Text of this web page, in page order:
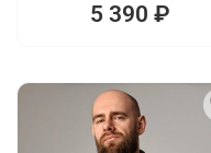
5 390 ₽